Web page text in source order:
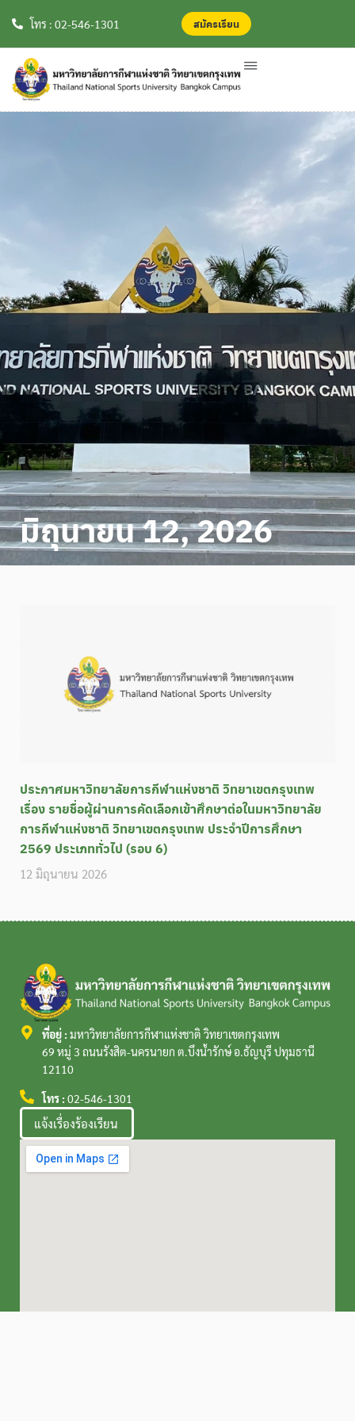
โทร : 02-546-1301 สมัครเรียน
มิถุนายน 12, 2026
ประกาศมหาวิทยาลัยการกีฬาแห่งชาติ วิทยาเขตกรุงเทพ
เรื่อง รายชื่อผู้ผ่านการคัดเลือกเข้าศึกษาต่อในมหาวิทยาลัย
การกีฬาแห่งชาติ วิทยาเขตกรุงเทพ ประจำปีการศึกษา
2569 ประเภททั่วไป (รอบ 6)
12 มิถุนายน 2026
ที่อยู่ : มหาวิทยาลัยการกีฬาแห่งชาติ วิทยาเขตกรุงเทพ
69 หมู่ 3 ถนนรังสิต-นครนายก ต.บึงน้ำรักษ์ อ.ธัญบุรี ปทุมธานี
12110
โทร : 02-546-1301
แจ้งเรื่องร้องเรียน